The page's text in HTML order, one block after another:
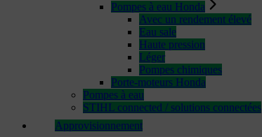
Pompes à eau Honda
Avec un rendement élevé
Eau sale
Haute pression
Léger
Pompes chimiques
Porte-moteurs Honda
Pompes à eau
STIHL connected / solutions connectées
Approvisionnement